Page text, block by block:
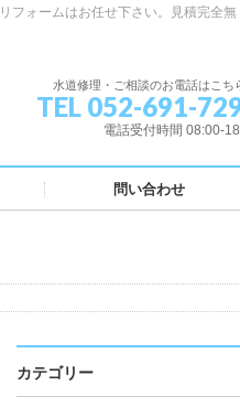
フォームはお任せ下さい。見積完全無
水道修理・ご相談のお電話はこち
TEL 052-691-
電話受付時間 08:00-
問い合わせ
カテゴリー